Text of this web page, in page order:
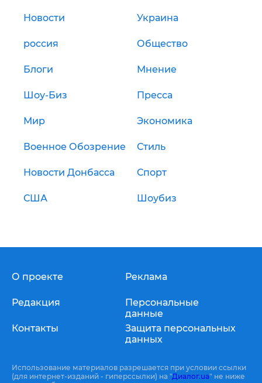
Новости Украина
россия Общество
Блоги Мнение
Шоу-Биз Пресса
Мир Экономика
Военное Обозрение Стиль
Новости Донбасса Спорт
США Шоубиз
О проекте
Редакция
Контакты
Реклама
Персональные
данные
Защита персональных
данных
Использование материалов разрешается при условии ссылки
(для интернет-изданий - гиперссылки) на "Диалог.ua" не ниже